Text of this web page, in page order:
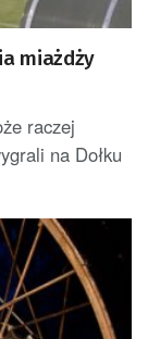
miażdży
raczej
na Dołku